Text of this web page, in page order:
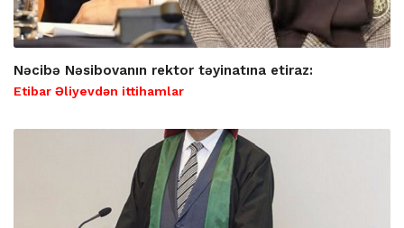
Nəcibə Nəsibovanın rektor təyinatına etiraz:
Etibar Əliyevdən ittihamlar